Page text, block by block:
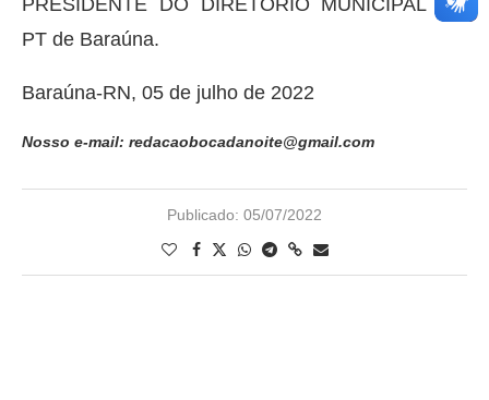
PT de Baraúna.
Baraúna-RN, 05 de julho de 2022
Nosso e-mail: redacaobocadanoite@gmail.com
Publicado: 05/07/2022